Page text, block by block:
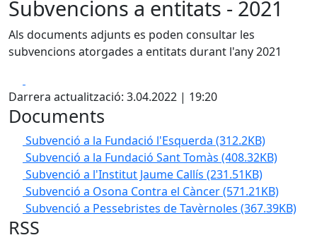
Subvencions a entitats - 2021
Als documents adjunts es poden consultar les
subvencions atorgades a entitats durant l'any 2021
Darrera actualització: 3.04.2022 | 19:20
Documents
Subvenció a la Fundació l'Esquerda (312.2KB)
Subvenció a la Fundació Sant Tomàs (408.32KB)
Subvenció a l'Institut Jaume Callís (231.51KB)
Subvenció a Osona Contra el Càncer(571.21KB)
Subvenció a Pessebristes de Tavèrnoles (367.39KB)
RSS